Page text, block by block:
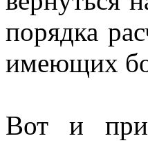
порядка
имеющих
Вот и